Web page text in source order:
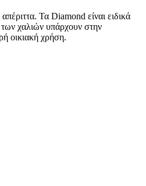
Τα Diamond είναι ειδικά
των χαλιών υπάρχουν στην
οικιακή χρήση.